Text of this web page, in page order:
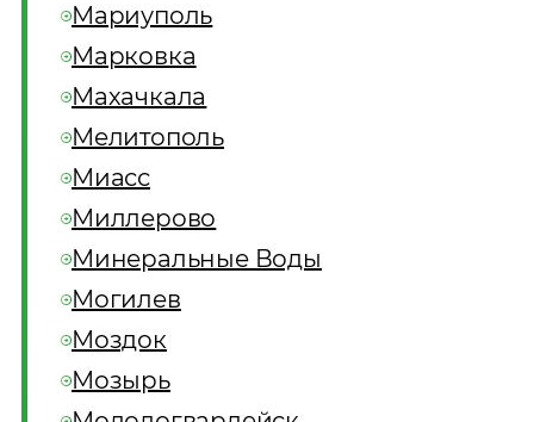
Мариуполь
Марковка
Махачкала
Мелитополь
Миасс
Миллерово
Минеральные Воды
Могилев
Моздок
Мозырь